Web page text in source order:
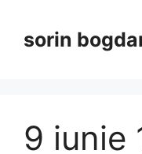
contentsorin
9 iunie